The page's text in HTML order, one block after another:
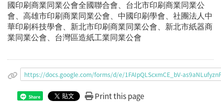
國印刷商業同業公會全國聯合會、台北市印刷商業同業公
會、高雄市印刷商業同業公會、中國印刷學會、社團法人中
華印刷科技學會、新北市印刷商業同業公會、新北市紙器商
業同業公會、台灣區造紙工業同業公會
https://docs.google.com/forms/d/e/1FAIpQLScxmCE_bV-
Share Print this page